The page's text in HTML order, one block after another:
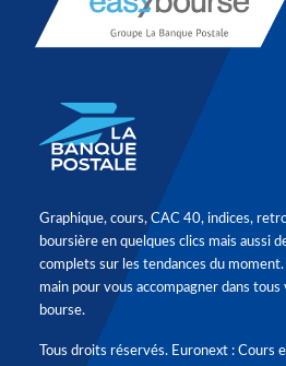
Graphique, cours, CAC 40, indices,
boursière en quelques clics mais aussi
complets sur les tendances du
main pour vous accompagner dans
bourse.
Tous droits réservés. Euronext : Cours